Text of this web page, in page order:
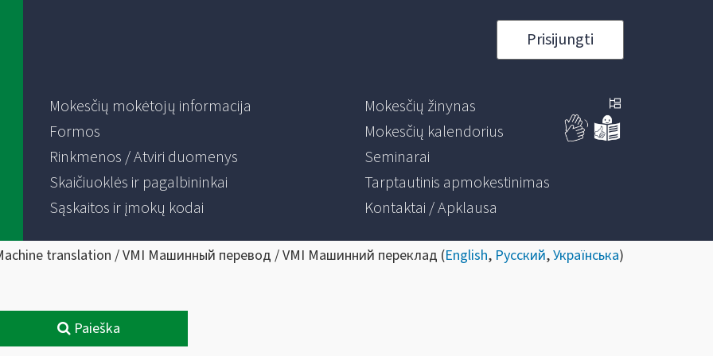
Prisijungti
Mokesčių mokėtojų informacija
Formos
Rinkmenos / Atviri duomenys
Skaičiuoklės ir pagalbininkai
Sąskaitos ir įmokų kodai
Mokesčių žinynas
Mokesčių kalendorius
Seminarai
Tarptautinis apmokestinimas
Kontaktai / Apklausa
translation / VMI Машинный перевод / VMI Машинний переклад (English, Русский,Українська)
Paieška